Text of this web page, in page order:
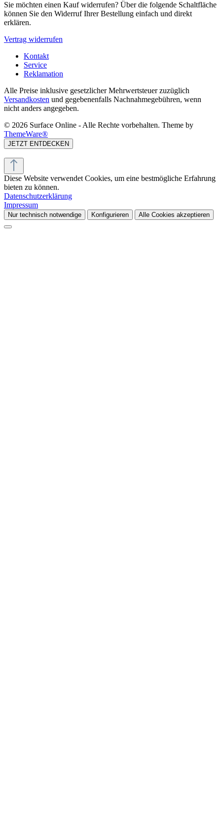
Sie möchten einen Kauf widerrufen? Über die folgende Schaltfläche
können Sie den Widerruf Ihrer Bestellung einfach und direkt
erklären.
Vertrag widerrufen
Kontakt
Service
Reklamation
Alle Preise inklusive gesetzlicher Mehrwertsteuer zuzüglich
Versandkosten und gegebenenfalls Nachnahmegebühren, wenn
nicht anders angegeben.
© 2026 Surface Online - Alle Rechte vorbehalten. Theme by
ThemeWare®
JETZT ENTDECKEN
Diese Website verwendet Cookies, um eine bestmögliche Erfahrung
bieten zu können.
Datenschutzerklärung
Impressum
Nur technisch notwendige Konfigurieren Alle Cookies akzeptieren